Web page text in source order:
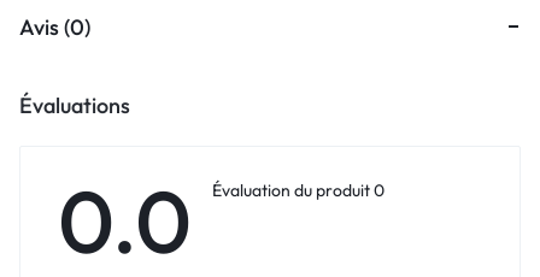
Avis (0)
Évaluations
0.0 Évaluation du produit 0